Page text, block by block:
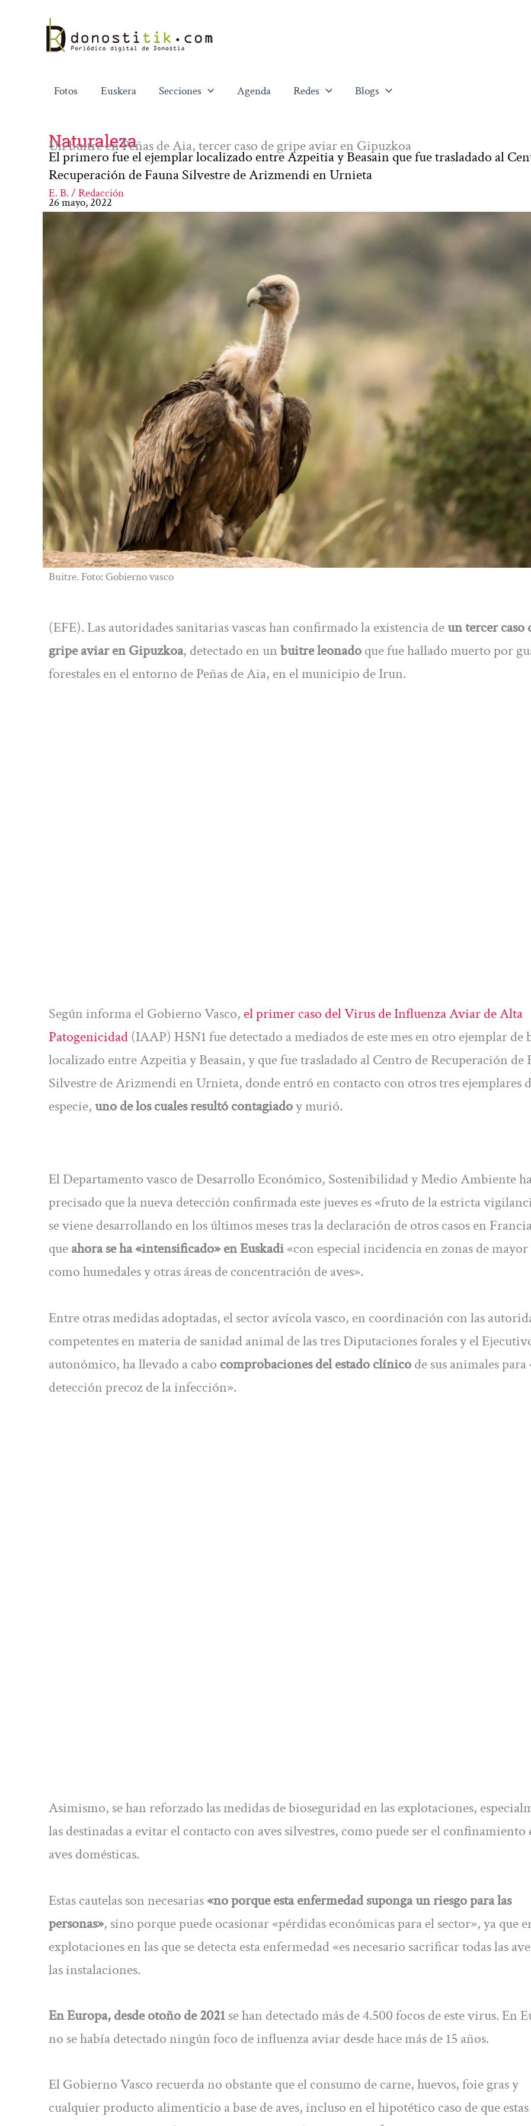
contenido
Fotos Euskera Secciones Agenda Redes Blogs
Naturaleza
Un buitre en Peñas de Aia, tercer caso de gripe aviar en Gipuzkoa
El primero fue el ejemplar localizado entre Azpeitia y Beasain que fue trasladado al
Recuperación de Fauna Silvestre de Arizmendi en Urnieta
E. B. / Redacción
26 mayo, 2022
Buitre. Foto: Gobierno vasco
(EFE). Las autoridades sanitarias vascas han confirmado la existencia deun tercer caso
gripe aviar en Gipuzkoa, detectado en unbuitre leonadoque fue hallado muerto por
forestales en el entorno de Peñas de Aia, en el municipio de Irun.
Según informa el Gobierno Vasco, el primer caso del Virus de Influenza Aviar de Alta
Patogenicidad(IAAP) H5N1 fue detectado a mediados de este mes en otro ejemplar de
localizado entre Azpeitia y Beasain, y que fue trasladado al Centro de Recuperación de
Silvestre de Arizmendi en Urnieta, donde entró en contacto con otros tres ejemplares
especie,uno de los cuales resultó contagiadoy murió.
El Departamento vasco de Desarrollo Económico, Sostenibilidad y Medio Ambiente
precisado que la nueva detección confirmada este jueves es «fruto de la estricta
se viene desarrollando en los últimos meses tras la declaración de otros casos en
queahora se ha «intensificado» en Euskadi«con especial incidencia en zonas de
como humedales y otras áreas de concentración de aves».
Entre otras medidas adoptadas, el sector avícola vasco, en coordinación con las
competentes en materia de sanidad animal de las tres Diputaciones forales y el
autonómico, ha llevado a cabo comprobaciones del estado clínicode sus animales para
detección precoz de la infección».
Asimismo, se han reforzado las medidas de bioseguridad en las explotaciones,
las destinadas a evitar el contacto con aves silvestres, como puede ser el confinamiento
aves domésticas.
Estas cautelas son necesarias«no porque esta enfermedad suponga un riesgo para las
personas», sino porque puede ocasionar «pérdidas económicas para el sector», ya que
explotaciones en las que se detecta esta enfermedad «es necesario sacrificar todas las
las instalaciones.
En Europa, desde otoño de 2021se han detectado más de 4.500 focos de este virus. En
no se había detectado ningún foco de influenza aviar desde hace más de 15 años.
El Gobierno Vasco recuerda no obstante que el consumo de carne, huevos, foie gras y
cualquier producto alimenticio a base de aves, incluso en el hipotético caso de que estas